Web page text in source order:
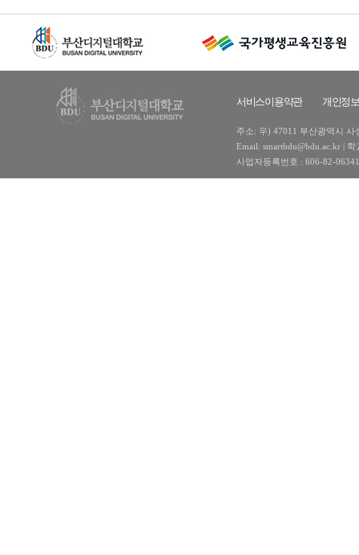
서비스이용약관 개인정
주소: 우) 47011 부산광역시 사
Email: smartbdu@bdu.ac.kr |
사업자등록번호 : 606-82-